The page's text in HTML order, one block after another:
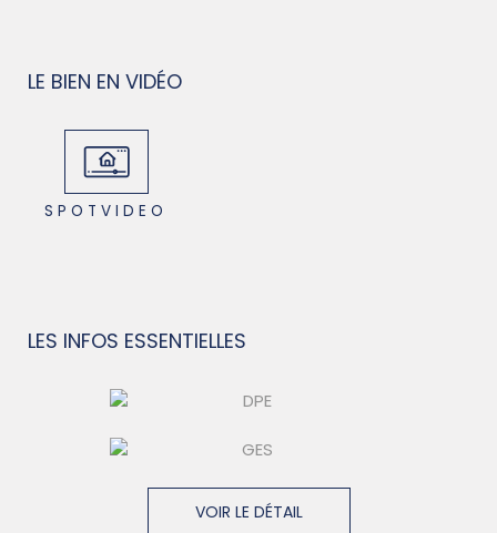
LE BIEN EN VIDÉO
SPOTVIDEO
LES INFOS ESSENTIELLES
VOIR LE DÉTAIL